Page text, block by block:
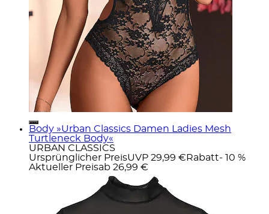
Body »Urban Classics Damen Ladies Mesh
Turtleneck Body«
URBAN CLASSICS
Ursprünglicher PreisUVP 29,99 € Rabatt- 10 %
Aktueller Preisab 26,99 €